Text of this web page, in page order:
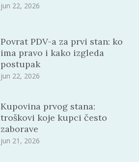
jun 22, 2026
Povrat PDV-a za prvi stan: ko
ima pravo i kako izgleda
postupak
jun 22, 2026
Kupovina prvog stana:
troškovi koje kupci često
zaborave
jun 21, 2026